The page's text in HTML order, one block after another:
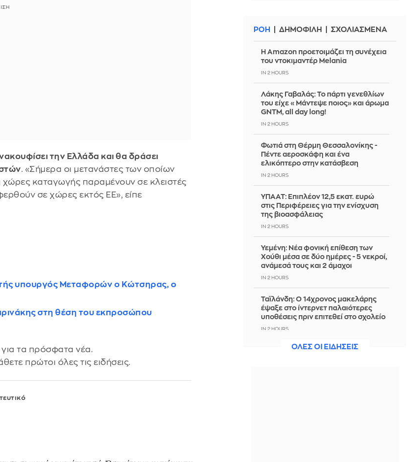
την Ελλάδα και θα δράσει
. «Σήμερα οι μετανάστες των οποίων
χώρες καταγωγής παραμένουν σε κλειστές
σε χώρες εκτός ΕΕ», είπε
υπουργός Μεταφορών ο Κώτσηρας, ο
στη θέση του εκπροσώπου
για τα πρόσφατα νέα.
πρώτοι όλες τις ειδήσεις.
ΡΟΗ ΔΗΜΟΦΙΛΗ ΣΧΟΛΙΑΣΜΕΝΑ
Η Amazon προετοιμάζει τη συνέχεια
του ντοκιμαντέρ Melania
IN 2 HOURS
Λάκης Γαβαλάς: Το πάρτι γενεθλίων
του είχε «Μάντεψε ποιος» και άρωμα
GNTM, all day long!
IN 2 HOURS
Φωτιά στη Θέρμη Θεσσαλονίκης -
Πέντε αεροσκάφη και ένα
ελικόπτερο στην κατάσβεση
IN 2 HOURS
ΥΠΑΑΤ: Επιπλέον 12,5 εκατ. ευρώ
στις Περιφέρειες για την ενίσχυση
της βιοασφάλειας
IN 2 HOURS
Υεμένη: Νέα φονική επίθεση των
Χούθι μέσα σε δύο ημέρες - 5 νεκροί,
ανάμεσά τους και 2 άμαχοι
IN 2 HOURS
Ταϊλάνδη: Ο 14χρονος μακελάρης
έψαξε στο ίντερνετ παλαιότερες
υποθέσεις πριν επιτεθεί στο σχολείο
IN 2 HOURS
Τρομερή κίνηση της Σίτι: Έκλεισε τον
ΟΛΕΣ ΟΙ ΕΙΔΗΣΕΙΣ